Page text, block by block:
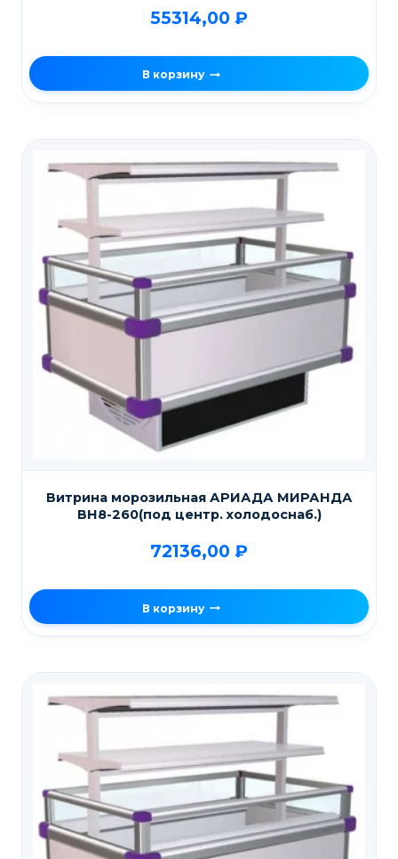
55314,00 ₽
В корзину
Витрина морозильная АРИАДА МИРАНДА
ВН8-260(под центр. холодоснаб.)
72136,00 ₽
В корзину